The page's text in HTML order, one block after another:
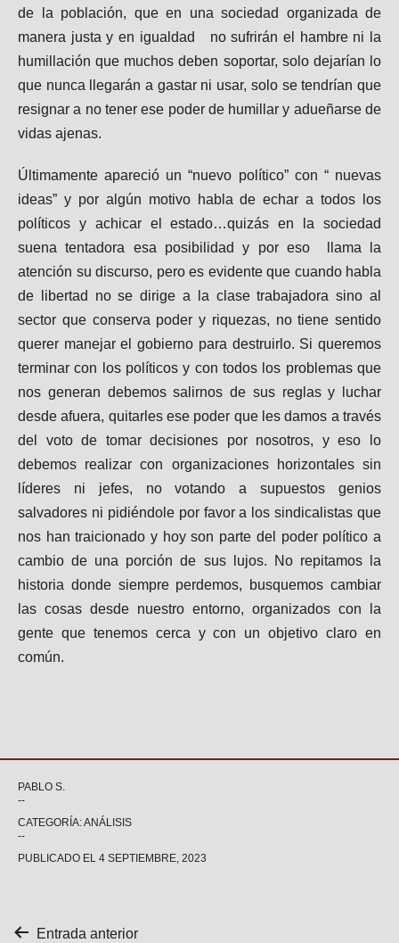
de la población, que en una sociedad organizada de
manera justa y en igualdad no sufrirán el hambre ni la
humillación que muchos deben soportar, solo dejarían lo
que nunca llegarán a gastar ni usar, solo se tendrían que
resignar a no tener ese poder de humillar y adueñarse de
vidas ajenas.
Últimamente apareció un “nuevo político” con “ nuevas
ideas” y por algún motivo habla de echar a todos los
políticos y achicar el estado…quizás en la sociedad
suena tentadora esa posibilidad y por eso llama la
atención su discurso, pero es evidente que cuando habla
de libertad no se dirige a la clase trabajadora sino al
sector que conserva poder y riquezas, no tiene sentido
querer manejar el gobierno para destruirlo. Si queremos
terminar con los políticos y con todos los problemas que
nos generan debemos salirnos de sus reglas y luchar
desde afuera, quitarles ese poder que les damos a través
del voto de tomar decisiones por nosotros, y eso lo
debemos realizar con organizaciones horizontales sin
líderes ni jefes, no votando a supuestos genios
salvadores ni pidiéndole por favor a los sindicalistas que
nos han traicionado y hoy son parte del poder político a
cambio de una porción de sus lujos. No repitamos la
historia donde siempre perdemos, busquemos cambiar
las cosas desde nuestro entorno, organizados con la
gente que tenemos cerca y con un objetivo claro en
común.
PABLO S.
CATEGORÍA: ANÁLISIS
PUBLICADO EL 4 SEPTIEMBRE, 2023
Entrada anterior